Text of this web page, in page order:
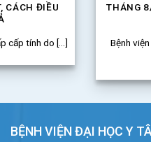
THÁNG 8/2026 – DANH
BỆNH,
Bệnh viện Đại học Y Tân Tạo
BỆNH VIỆN ĐẠI HỌC Y